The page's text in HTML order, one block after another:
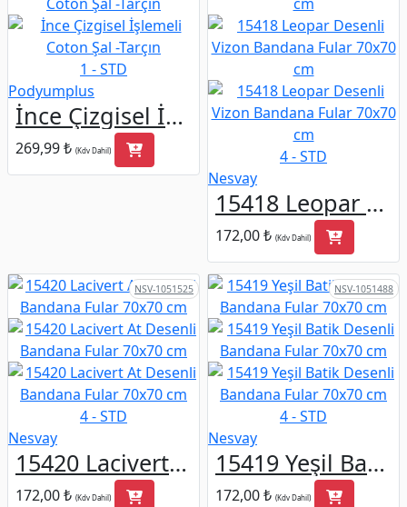
1 - STD
Podyumplus
İnce Çizgisel İşlemeli Coton Şal -Tarçın
269,99 ₺ (Kdv Dahil)
4 - STD
Nesvay
15418 Leopar Desenli Vizon Bandana Fular 70x70 cm
172,00 ₺ (Kdv Dahil)
NSV-1051525
4 - STD
Nesvay
15420 Lacivert At Desenli Bandana Fular 70x70 cm
172,00 ₺ (Kdv Dahil)
NSV-1051488
4 - STD
Nesvay
15419 Yeşil Batik Desenli Bandana Fular 70x70 cm
172,00 ₺ (Kdv Dahil)